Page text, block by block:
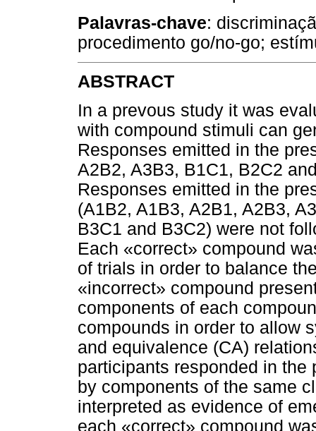
Palavras-chave:
procedimento go/no-go;
ABSTRACT
In a prevous study it was
with compound stimuli can
Responses emitted in the
A2B2, A3B3, B1C1, B2C2
Responses emitted in the
(A1B2, A1B3, A2B1, A2B3,
B3C1 and B3C2) were not
Each «correct» compound
of trials in order to balance
«incorrect» compound
components of each
compounds in order to allow
and equivalence (CA)
participants responded in the
by components of the same
interpreted as evidence of
each «correct» compound